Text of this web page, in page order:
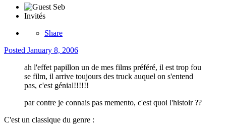
Invités
Share
Posted January 8, 2006
ah l'effet papillon un de mes films préféré, il est trop fou
se film, il arrive toujours des truck auquel on s'entend
pas, c'est génial!!!!!!
par contre je connais pas memento, c'est quoi l'histoir ??
C'est un classique du genre :